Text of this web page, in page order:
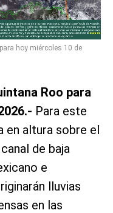
hoy miércoles 10 de
Roo para
Para este
en altura sobre el
de baja
e
lluvias
en las